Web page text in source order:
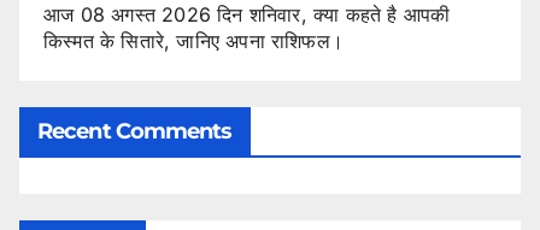
आज 08 अगस्त 2026 दिन शनिवार, क्या कहते है आपकी
किस्मत के सितारे, जानिए अपना राशिफल।
Recent Comments